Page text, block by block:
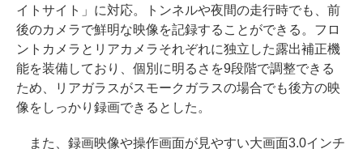
イトサイト」に対応。トンネルや夜間の走行時でも、前
後のカメラで鮮明な映像を記録することができる。フロ
ントカメラとリアカメラそれぞれに独立した露出補正機
能を装備しており、個別に明るさを9段階で調整できる
ため、リアガラスがスモークガラスの場合でも後方の映
像をしっかり録画できるとした。
また、録画映像や操作画面が見やすい大画面3.0インチ